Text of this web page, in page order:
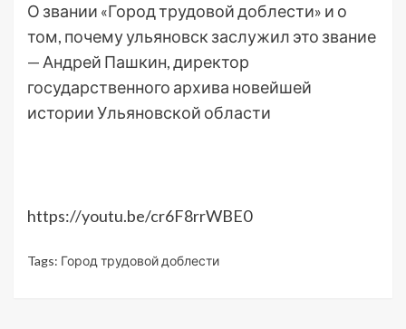
О звании «Город трудовой доблести» и о
том, почему ульяновск заслужил это звание
— Андрей Пашкин, директор
государственного архива новейшей
истории Ульяновской области
https://youtu.be/cr6F8rrWBE0
Tags: Город трудовой доблести